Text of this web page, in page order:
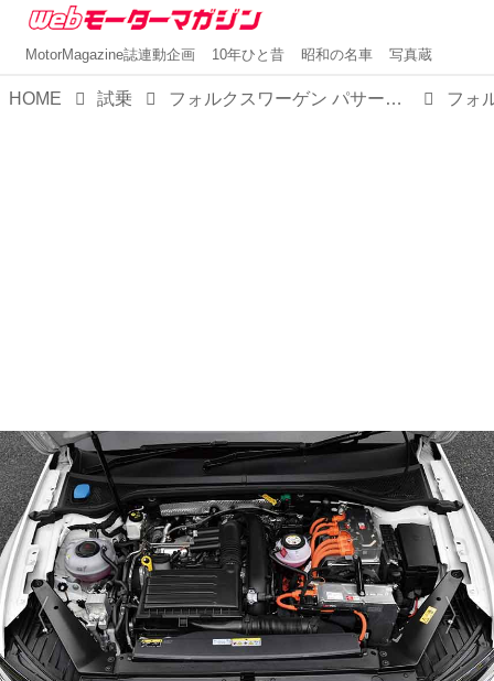
MotorMagazine誌連動企画 10年ひと昔 昭和の名車 写真蔵
HOME 試乗 フォルクスワーゲン パサート GTE ヴァリアント「日本仕様で唯一のPHEV再登場」